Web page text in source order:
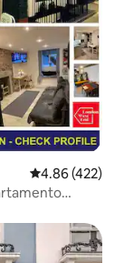
Calificación
4.86 (422)